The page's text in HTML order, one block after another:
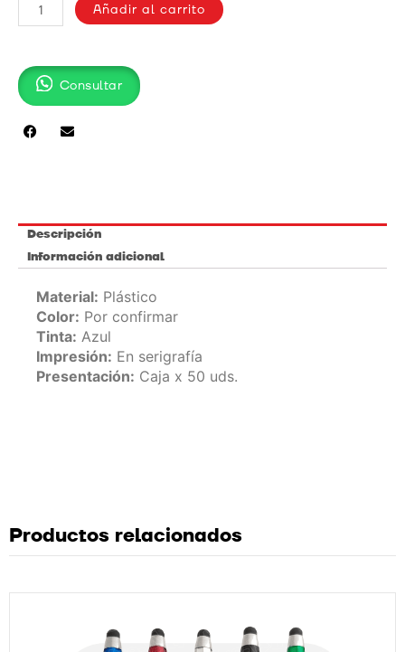
PLÁSTICO
/
cantidad
Añadir al carrito
Consultar
Descripción
Información adicional
Material: Plástico
Color: Por confirmar
Tinta: Azul
Impresión: En serigrafía
Presentación: Caja x 50 uds.
Productos relacionados